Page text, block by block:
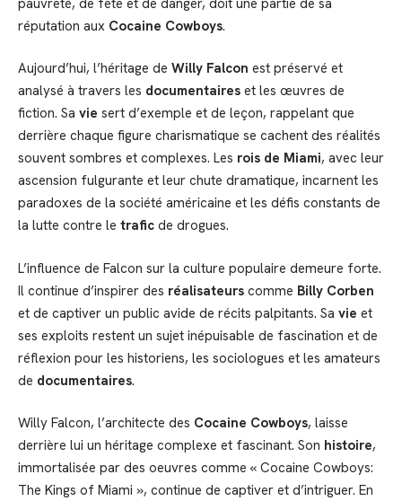
réputation aux Cocaine Cowboys.
Aujourd’hui, l’héritage de Willy Falcon est préservé et
analysé à travers les documentaires et les œuvres de
fiction. Sa vie sert d’exemple et de leçon, rappelant que
derrière chaque figure charismatique se cachent des réalités
souvent sombres et complexes. Les rois de Miami, avec leur
ascension fulgurante et leur chute dramatique, incarnent les
paradoxes de la société américaine et les défis constants de
la lutte contre le trafic de drogues.
L’influence de Falcon sur la culture populaire demeure forte.
Il continue d’inspirer des réalisateurs comme Billy Corben
et de captiver un public avide de récits palpitants. Sa vie et
ses exploits restent un sujet inépuisable de fascination et de
réflexion pour les historiens, les sociologues et les amateurs
de documentaires.
Willy Falcon, l’architecte des Cocaine Cowboys, laisse
derrière lui un héritage complexe et fascinant. Son histoire,
immortalisée par des oeuvres comme « Cocaine Cowboys:
The Kings of Miami », continue de captiver et d’intriguer. En